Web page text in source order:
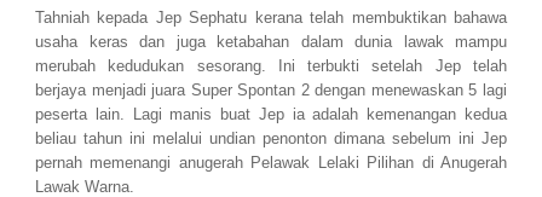
Tahniah kepada Jep Sephatu kerana telah membuktikan bahawa
usaha keras dan juga ketabahan dalam dunia lawak mampu
merubah kedudukan sesorang. Ini terbukti setelah Jep telah
berjaya menjadi juara Super Spontan 2 dengan menewaskan 5 lagi
peserta lain. Lagi manis buat Jep ia adalah kemenangan kedua
beliau tahun ini melalui undian penonton dimana sebelum ini Jep
pernah memenangi anugerah Pelawak Lelaki Pilihan di Anugerah
Lawak Warna.